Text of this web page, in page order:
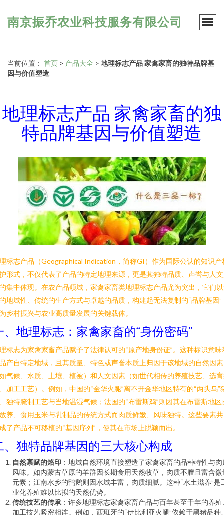
南京振乔农业科技服务有限公司
当前位置： 首页 > 产品大全 > 地理标志产品 家禽家畜的独特品牌基
因与价值塑造
地理标志产品 家禽家畜的独
特品牌基因与价值塑造
标志产品（Geographical Indication，简称GI）作为国际公认的知识产
形式，不仅代表了产品的特定地理来源，更是其独特品质、声誉与人
集中体现。在农产品领域，家禽家畜类地理标志产品尤为突出，它们
地域性、传统的生产方式与卓越的品质，构建起无法复制的“品牌基因”
乡村振兴与农业高质量发展的关键载体。
、地理标志：家禽家畜的“身份密码”
标志为家禽家畜产品赋予了法律认可的“原产地身份证”。这种标识意味
产自特定地域，且其质量、特色或声誉本质上归因于该地域的自然因素
气候、水质、土壤、植被）和人文因素（如世代相传的养殖技艺、选
加工工艺）。例如，中国的“金华火腿”离不开金华地区特有的“两头乌”
独特腌制工艺与当地温湿气候；法国的“布雷斯鸡”则因其在布雷斯地区
养、食用玉米与乳制品的传统方式而肉质鲜嫩、风味独特。这些要素
了产品不可移植的“基因序列”，使其在市场上脱颖而出。
、独特品牌基因的三大核心构成
自然禀赋的烙印 ：地域自然环境直接塑造了家禽家畜的品种特性与肉
风味。如内蒙古草原的羊群因长期食用天然牧草，肉质不膻且富含微
元素；江南水乡的鸭鹅则因水域丰富，肉质细腻。这种“水土滋养”是
业化养殖难以比拟的天然优势。
传统技艺的传承 ：许多地理标志家禽家畜产品与百年甚至千年的养殖
加工技艺紧密相连。例如，西班牙的“伊比利亚火腿”依赖于黑猪品种